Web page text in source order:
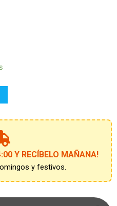
Y RECÍBELO MAÑANA!
y festivos.